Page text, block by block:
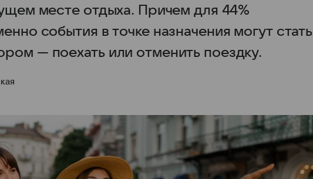
месте отдыха. Причем для 44%
события в точке назначения могут стать
— поехать или отменить поездку.